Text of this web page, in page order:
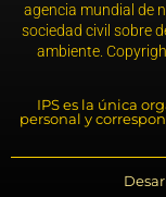
agencia mundial de
sociedad civil sobre
ambiente.
IPS es la única
personal y